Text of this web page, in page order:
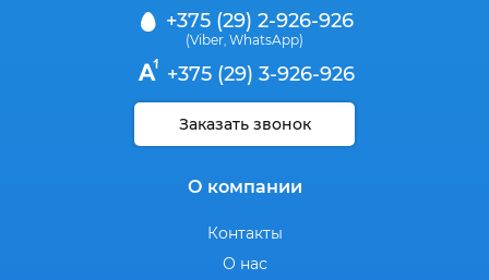
+375 (29) 2-926-926
(Viber WhatsApp)
+375 (29) 3-926-926
Заказать звонок
О компании
Контакты
О нас